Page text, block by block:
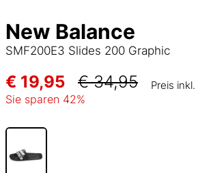
New Balance
SMF200E3 Slides 200 Graphic
€ 19,95 € 34,95 Preis
Sie sparen 42%